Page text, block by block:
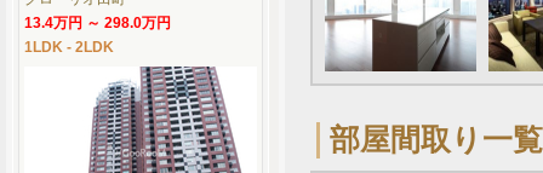
部屋間取り一覧
13.4万円 ～ 298.0万円
1LDK - 2LDK